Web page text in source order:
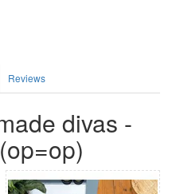
Reviews
divas -